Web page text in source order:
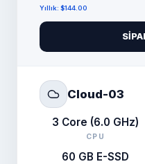
Yıllık: $144.00
Cloud-03
3 Core (6.0 GHz)
CPU
60 GB E-SSD